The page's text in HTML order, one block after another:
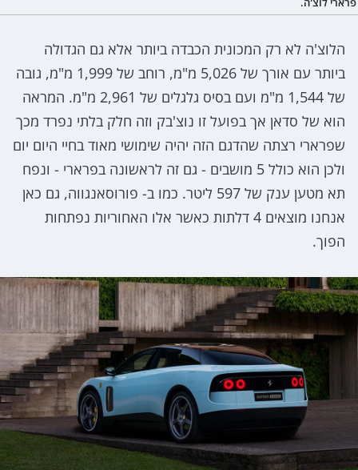
הלוצ'ה לא רק המכונית הכבדה ביותר אלא גם הגדולה
ביותר עם אורך של 5,026 מ"מ, רוחב של 1,999 מ"מ, גובה
של 1,544 מ"מ ועם בסיס גלגלים של 2,961 מ"מ. המראה
הוא של סדאן אך בפועל זו נוצ'בק וזה חלק בלתי נפרד מכך
שפרארי רצתה שהדגם הזה יהיה שימושי מאוד בחיי היום יום
ולכן הוא כולל 5 מושבים - גם זה לראשונה בפרארי - ונפח
תא מטען ענק של 597 ליטר. כמו ב- פורוסאנגווה, גם כאן
אנחנו מוצאים 4 דלתות כאשר אלו האחוריות נפתחות
הפוך.